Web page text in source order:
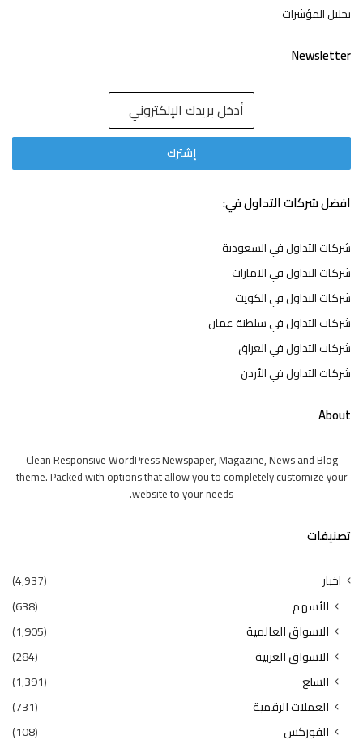
تحليل المؤشرات
Newsletter
افضل شركات التداول في:
شركات التداول في السعودية
شركات التداول في الامارات
شركات التداول في الكويت
شركات التداول في سلطنة عمان
شركات التداول في العراق
شركات التداول في الأردن
About
Clean Responsive WordPress Newspaper, Magazine, News and Blog
theme. Packed with options that allow you to completely customize your
website to your needs.
تصنيفات
اخبار (4٬937)
الأسهم
(638)
الاسواق العالمية
(1٬905)
الاسواق العربية
(284)
السلع
(1٬391)
العملات الرقمية
(731)
الفوركس
(108)